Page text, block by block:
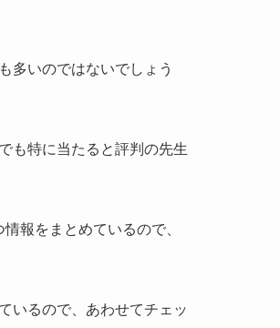
多いのではないでしょう
も特に当たると評判の先生
報をまとめているので、
いるので、あわせてチェッ